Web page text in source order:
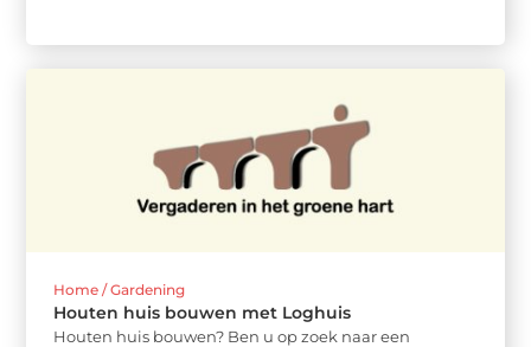
Home / Gardening
Houten huis bouwen met Loghuis
Houten huis bouwen? Ben u op zoek naar een